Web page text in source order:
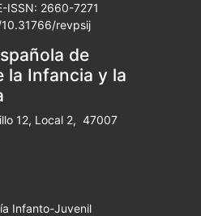
ISSN: 2660-7271
revpsij
de
la Infancia y la
12, Local 2, 47007
Infanto-Juvenil